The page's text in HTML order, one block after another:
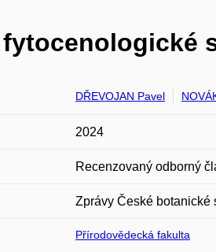
DŘEVOJAN Pavel
2024
Recenzovaný odborný
Zprávy České botanické
Přírodovědecká fakulta